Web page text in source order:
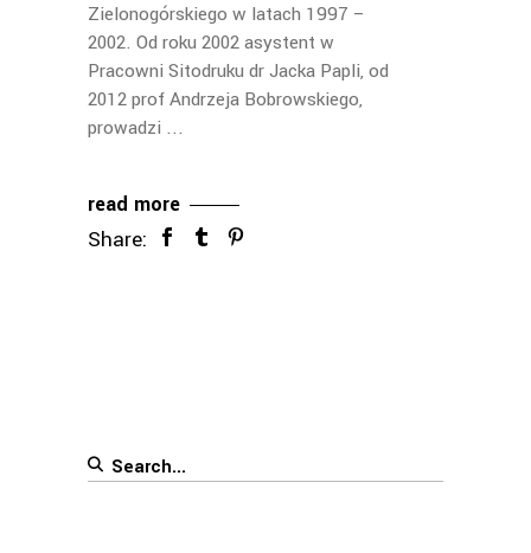
Zielonogórskiego w latach 1997 –
2002. Od roku 2002 asystent w
Pracowni Sitodruku dr Jacka Papli, od
2012 prof Andrzeja Bobrowskiego,
prowadzi
read more
Share:
Search